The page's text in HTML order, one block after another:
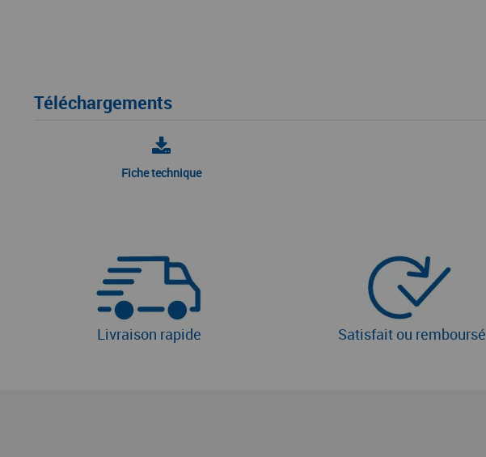
Téléchargements
Fiche technique
Livraison rapide Satisfait ou remboursé